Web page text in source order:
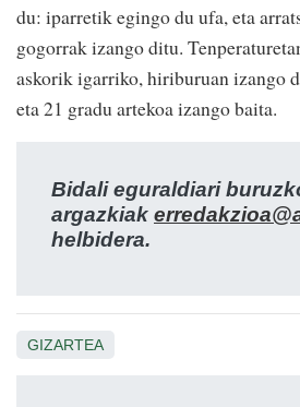
du: iparretik egingo du ufa, eta
gogorrak izango ditu.
askorik igarriko, hiriburuan izango
eta 21 gradu artekoa izango baita.
Bidali eguraldiari
argazkiak
helbidera.
GIZARTEA